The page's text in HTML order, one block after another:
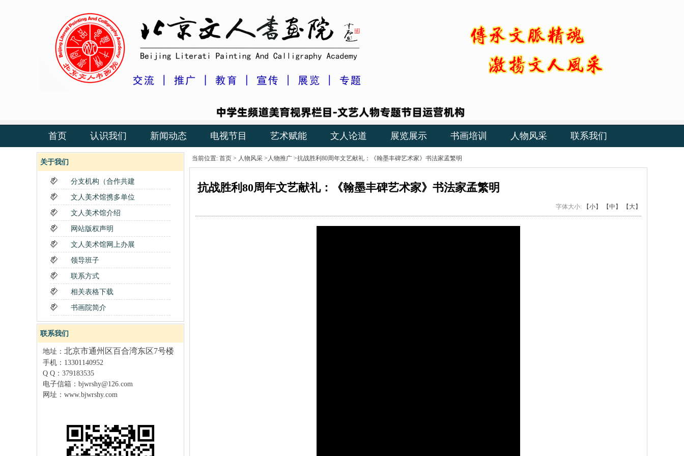
首页 认识我们 新闻动态 电视节目 艺术赋能 文人论道 展览展示 书画培训 人物风采 联系我们
关于我们
分支机构（合作共建
文人美术馆携多单位
文人美术馆介绍
网站版权声明
文人美术馆网上办展
领导班子
联系方式
相关表格下载
书画院简介
联系我们
地址： 北京市通州区百合湾东区7号楼
手机：13301140952
Q Q：379183535
电子信箱： bjwrshy@126.com
网址： www.bjwrshy.com
当前位置: 首页 > 人物风采 > 人物推广 >抗战胜利80周年文艺献礼：《翰墨丰碑艺术家》书法家孟繁明
抗战胜利80周年文艺献礼：《翰墨丰碑艺术家》书法家孟繁明
字体大小: 【小】 【中】 【大】